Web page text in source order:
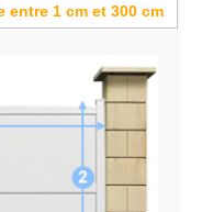
entre 1 cm et 300 cm